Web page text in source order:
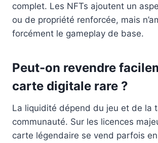
complet. Les NFTs ajoutent un
ou de propriété renforcée, mais
forcément le gameplay de base.
Peut-on revendre
carte digitale rare ?
La liquidité dépend du jeu et de la
communauté. Sur les licences
carte légendaire se vend parfois